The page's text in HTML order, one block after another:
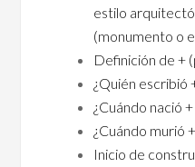
estilo
(monumento o
Definición de +
¿Quién escribió
¿Cuándo nació
¿Cuándo murió
Inicio de